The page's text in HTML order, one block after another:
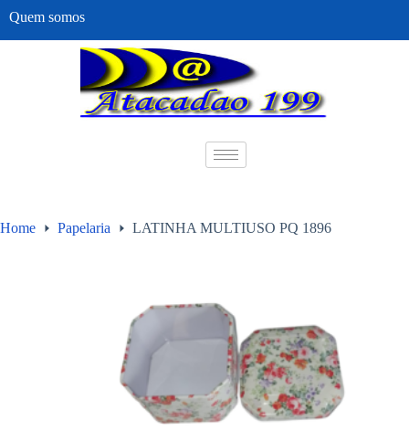
Quem somos
Home Papelaria LATINHA MULTIUSO PQ 1896